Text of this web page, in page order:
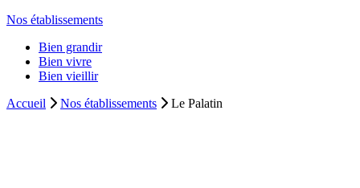
Nos établissements
Bien grandir
Bien vivre
Bien vieillir
Accueil
Nos établissements Le Palatin